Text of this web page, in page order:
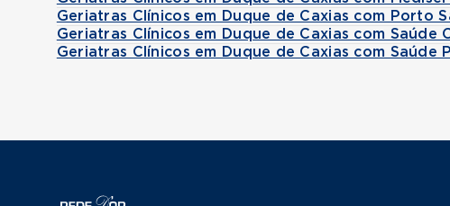
Geriatras Clínicos em Duque de Caxias com Porto
Geriatras Clínicos em Duque de Caxias com Saúde
Geriatras Clínicos em Duque de Caxias com Saúde